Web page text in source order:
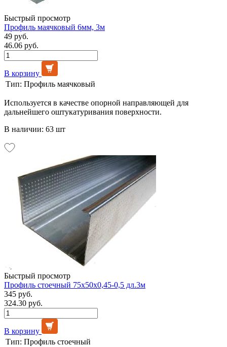
Быстрый просмотр
Профиль маячковый 6мм, 3м
49 руб.
46.06 руб.
В корзину
Тип: Профиль маячковый
Используется в качестве опорной направляющей для
дальнейшего оштукатуривания поверхности.
В наличии: 63 шт
Быстрый просмотр
Профиль стоечный 75х50х0,45-0,5 дл.3м
345 руб.
324.30 руб.
В корзину
Тип: Профиль стоечный